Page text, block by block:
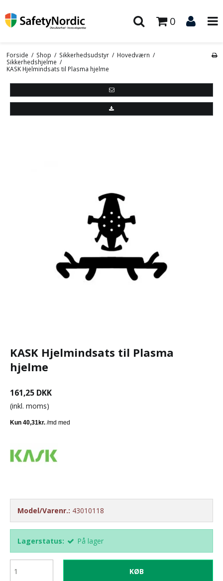
0
Forside / Shop / Sikkerhedsudstyr / Hovedværn /
Sikkerhedshjelme /
KASK Hjelmindsats til Plasma hjelme
KASK Hjelmindsats til Plasma
hjelme
161,25 DKK
(inkl. moms)
Model/Varenr.: 43010118
Lagerstatus: På lager
KØB